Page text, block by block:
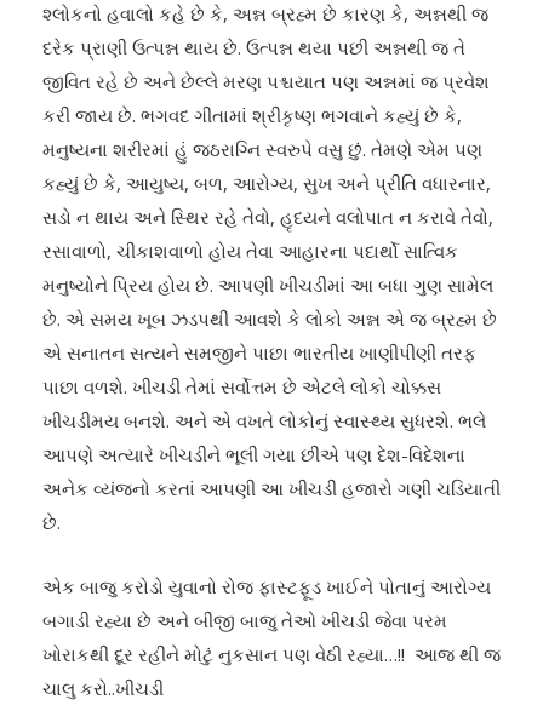
શ્લોકનો હવાલો કહે છે કે, અન્ન બ્રહ્મ છે કારણ કે, અન્નથી જ
દરેક પ્રાણી ઉત્પન્ન થાય છે. ઉત્પન્ન થયા પછી અન્નથી જ તે
જીવિત રહે છે અને છેલ્લે મરણ પશ્ચયાત પણ અન્નમાં જ પ્રવેશ
કરી જાય છે. ભગવદ ગીતામાં શ્રીકૃષ્ણ ભગવાને કહ્યું છે કે,
મનુષ્યના શરીરમાં હું જઠરાગ્નિ સ્વરુપે વસુ છું. તેમણે એમ પણ
કહ્યું છે કે, આયુષ્ય, બળ, આરોગ્ય, સુખ અને પ્રીતિ વધારનાર,
સડો ન થાય અને સ્થિર રહે તેવો, હૃદયને વલોપાત ન કરાવે તેવો,
રસાવાળો, ચીકાશવાળો હોય તેવા આહારના પદાર્થો સાત્વિક
મનુષ્યોને પ્રિય હોય છે. આપણી ખીચડીમાં આ બધા ગુણ સામેલ
છે. એ સમય ખૂબ ઝડપથી આવશે કે લોકો અન્ન એ જ બ્રહ્મ છે
એ સનાતન સત્યને સમજીને પાછા ભારતીય ખાણીપીણી તરફ
પાછા વળશે. ખીચડી તેમાં સર્વોત્તમ છે એટલે લોકો ચોક્કસ
ખીચડીમય બનશે. અને એ વખતે લોકોનું સ્વાસ્થ્ય સુધરશે. ભલે
આપણે અત્યારે ખીચડીને ભૂલી ગયા છીએ પણ દેશ-વિદેશના
અનેક વ્યંજનો કરતાં આપણી આ ખીચડી હજારો ગણી ચડિયાતી
છે.
એક બાજુ કરોડો યુવાનો રોજ ફાસ્ટફૂડ ખાઈને પોતાનું આરોગ્ય
બગાડી રહ્યા છે અને બીજી બાજુ તેઓ ખીચડી જેવા પરમ
ખોરાકથી દૂર રહીને મોટું નુકસાન પણ વેઠી રહ્યા…!! આજ થી જ
ચાલુ કરો..ખીચડી